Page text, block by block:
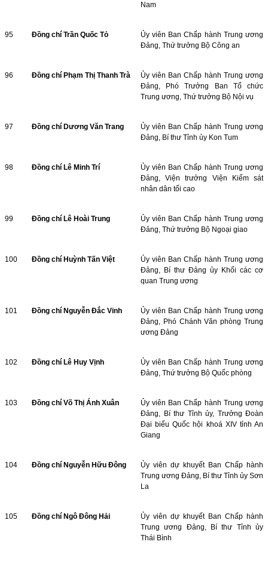
Nam
95 Đồng chí Trần Quốc Tỏ
Ủy viên Ban Chấp hành Trung ương
Đảng, Thứ trưởng Bộ Công an
96 Đồng chí Phạm Thị Thanh Trà
Ủy viên Ban Chấp hành Trung ương
Đảng, Phó Trưởng Ban Tổ chức
Trung ương, Thứ trưởng Bộ Nội vụ
97 Đồng chí Dương Văn Trang
Ủy viên Ban Chấp hành Trung ương
Đảng, Bí thư Tỉnh ủy Kon Tum
98 Đồng chí Lê Minh Trí
Ủy viên Ban Chấp hành Trung ương
Đảng, Viện trưởng Viện Kiểm sát
nhân dân tối cao
99 Đồng chí Lê Hoài Trung
Ủy viên Ban Chấp hành Trung ương
Đảng, Thứ trưởng Bộ Ngoại giao
100 Đồng chí Huỳnh Tấn Việt
Ủy viên Ban Chấp hành Trung ương
Đảng, Bí thư Đảng ủy Khối các cơ
quan Trung ương
101 Đồng chí Nguyễn Đắc Vinh
Ủy viên Ban Chấp hành Trung ương
Đảng, Phó Chánh Văn phòng Trung
ương Đảng
102 Đồng chí Lê Huy Vịnh
Ủy viên Ban Chấp hành Trung ương
Đảng, Thứ trưởng Bộ Quốc phòng
103 Đồng chí Võ Thị Ánh Xuân
Ủy viên Ban Chấp hành Trung ương
Đảng, Bí thư Tỉnh ủy, Trưởng Đoàn
Đại biểu Quốc hội khoá XIV tỉnh An
Giang
104 Đồng chí Nguyễn Hữu Đông
Ủy viên dự khuyết Ban Chấp hành
Trung ương Đảng, Bí thư Tỉnh ủy Sơn
La
105 Đồng chí Ngô Đông Hải
Ủy viên dự khuyết Ban Chấp hành
Trung ương Đảng, Bí thư Tỉnh ủy
Thái Bình